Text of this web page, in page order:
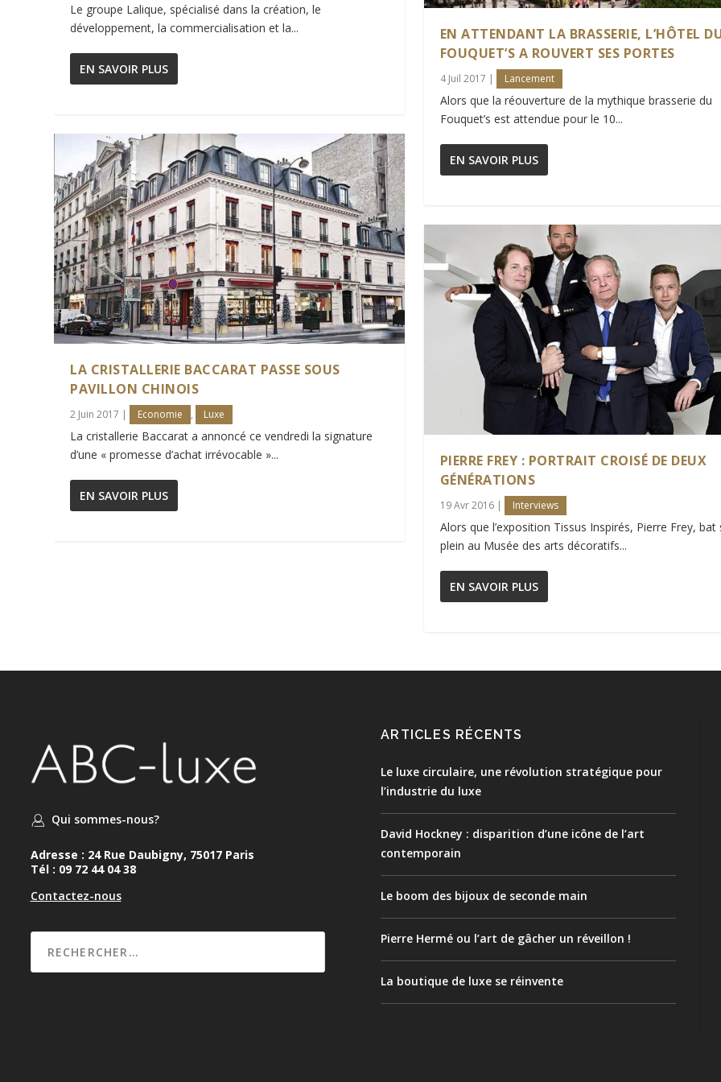
Le groupe Lalique, spécialisé dans la création, le
développement, la commercialisation et la...
EN SAVOIR PLUS
LA CRISTALLERIE BACCARAT PASSE SOUS
PAVILLON CHINOIS
2 Juin 2017 | Economie , Luxe
La cristallerie Baccarat a annoncé ce vendredi la signature
d’une « promesse d’achat irrévocable »...
EN SAVOIR PLUS
EN ATTENDANT LA BRASSERIE, L’HÔTEL
FOUQUET’S A ROUVERT SES PORTES
4 Juil 2017 | Lancement
Alors que la réouverture de la mythique brasserie du
Fouquet’s est attendue pour le 10...
EN SAVOIR PLUS
PIERRE FREY : PORTRAIT CROISÉ DE DEUX
GÉNÉRATIONS
19 Avr 2016| Interviews
Alors que l’exposition Tissus Inspirés, Pierre Frey, bat
plein au Musée des arts décoratifs...
EN SAVOIR PLUS
Qui sommes-nous?
Adresse : 24 Rue Daubigny, 75017 Paris
Tél : 09 72 44 04 38
Contactez-nous
ARTICLES RÉCENTS
Le luxe circulaire, une révolution stratégique pour
l’industrie du luxe
David Hockney : disparition d’une icône de l’art
contemporain
Le boom des bijoux de seconde main
Pierre Hermé ou l’art de gâcher un réveillon !
La boutique de luxe se réinvente